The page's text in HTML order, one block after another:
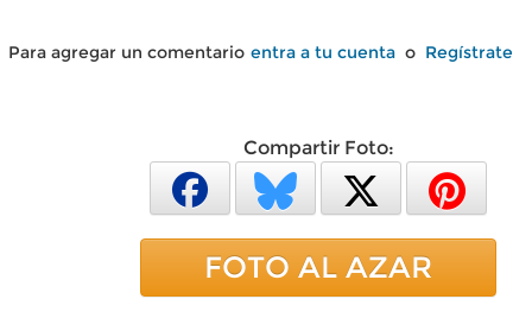
Para agregar un comentario entra a tu cuenta o Regístrate
Compartir Foto:
FOTO AL AZAR